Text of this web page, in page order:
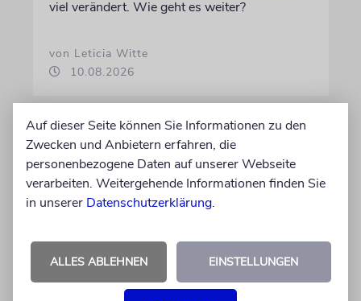
viel verändert. Wie geht es weiter?
von Leticia Witte
10.08.2026
ISLAMISMUS
Auf dieser Seite können Sie Informationen zu den
Zwecken und Anbietern erfahren, die
personenbezogene Daten auf unserer Webseite
verarbeiten. Weitergehende Informationen finden Sie
in unserer Datenschutzerklärung.
ALLES ABLEHNEN EINSTELLUNGEN